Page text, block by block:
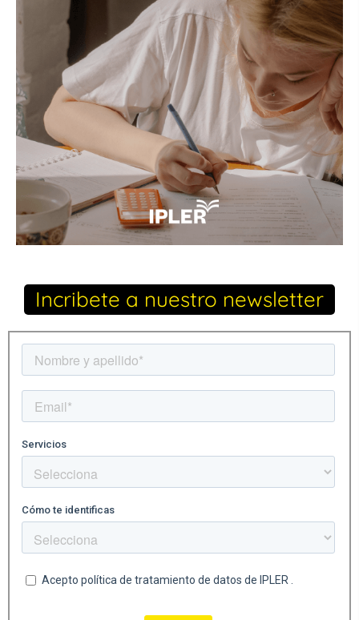
Incribete a nuestro newsletter